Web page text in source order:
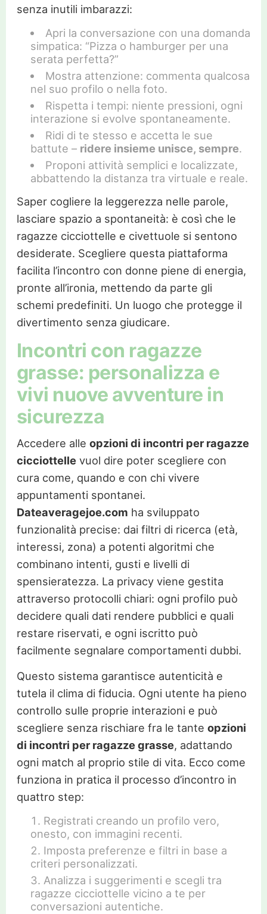
senza inutili imbarazzi:
Apri la conversazione con una domanda
simpatica: “Pizza o hamburger per una
serata perfetta?”
Mostra attenzione: commenta qualcosa
nel suo profilo o nella foto.
Rispetta i tempi: niente pressioni, ogni
interazione si evolve spontaneamente.
Ridi di te stesso e accetta le sue
battute – ridere insieme unisce, sempre.
Proponi attività semplici e localizzate,
abbattendo la distanza tra virtuale e reale.
Saper cogliere la leggerezza nelle parole,
lasciare spazio a spontaneità: è così che le
ragazze cicciottelle e civettuole si sentono
desiderate. Scegliere questa piattaforma
facilita l’incontro con donne piene di energia,
pronte all’ironia, mettendo da parte gli
schemi predefiniti. Un luogo che protegge il
divertimento senza giudicare.
Incontri con ragazze
grasse: personalizza e
vivi nuove avventure in
sicurezza
Accedere alle opzioni di incontri per ragazze
cicciottellevuol dire poter scegliere con
cura come, quando e con chi vivere
appuntamenti spontanei.
Dateaveragejoe.com ha sviluppato
funzionalità precise: dai filtri di ricerca (età,
interessi, zona) a potenti algoritmi che
combinano intenti, gusti e livelli di
spensieratezza. La privacy viene gestita
attraverso protocolli chiari: ogni profilo può
decidere quali dati rendere pubblici e quali
restare riservati, e ogni iscritto può
facilmente segnalare comportamenti dubbi.
Questo sistema garantisce autenticità e
tutela il clima di fiducia. Ogni utente ha pieno
controllo sulle proprie interazioni e può
scegliere senza rischiare fra le tante opzioni
di incontri per ragazze grasse, adattando
ogni match al proprio stile di vita. Ecco come
funziona in pratica il processo d’incontro in
quattro step:
Registrati creando un profilo vero,
onesto, con immagini recenti.
Imposta preferenze e filtri in base a
criteri personalizzati.
Analizza i suggerimenti e scegli tra
ragazze cicciottelle vicino a te per
conversazioni autentiche.